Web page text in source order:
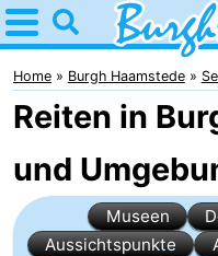
Home
Burgh
Haamstede
Tipps
Für
kindern
Natur
Home Burgh Haamstede
Reiten in
und
Museen
Aussichtspunkte